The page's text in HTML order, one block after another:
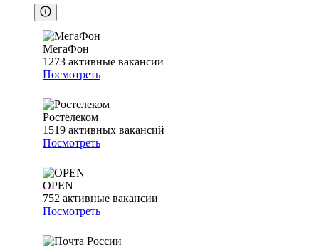
МегаФон
1273 активные вакансии
Посмотреть
Ростелеком
1519 активных вакансий
Посмотреть
OPEN
752 активные вакансии
Посмотреть